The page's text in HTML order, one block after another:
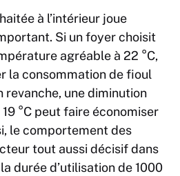
à l’intérieur joue
Si un foyer choisit
agréable à 22 °C,
la consommation de fioul
revanche, une diminution
°C peut faire économiser
le comportement des
tout aussi décisif dans
durée d’utilisation de 1000